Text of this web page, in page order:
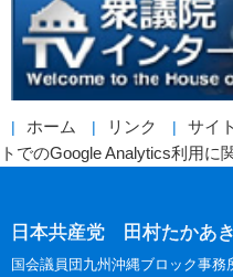
ホーム リンク サイ
トでのGoogle Analytics利用に
日本共産党 田村たかあ
国会議員団九州沖縄ブロック事務